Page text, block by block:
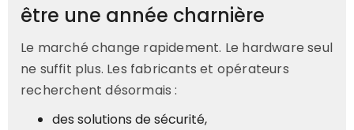
être une année charnière
Le marché change rapidement. Le hardware seul
ne suffit plus. Les fabricants et opérateurs
recherchent désormais :
des solutions de sécurité,